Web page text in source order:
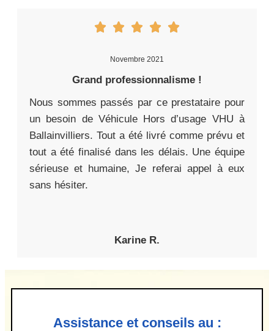
Novembre 2021
Grand professionnalisme !
Nous sommes passés par ce prestataire pour
un besoin de Véhicule Hors d’usage VHU à
Ballainvilliers. Tout a été livré comme prévu et
tout a été finalisé dans les délais. Une équipe
sérieuse et humaine, Je referai appel à eux
sans hésiter.
Karine R.
Assistance et conseils au :